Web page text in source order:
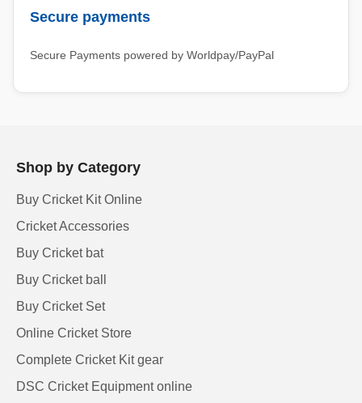
Secure payments
Secure Payments powered by Worldpay/PayPal
Shop by Category
Buy Cricket Kit Online
Cricket Accessories
Buy Cricket bat
Buy Cricket ball
Buy Cricket Set
Online Cricket Store
Complete Cricket Kit gear
DSC Cricket Equipment online